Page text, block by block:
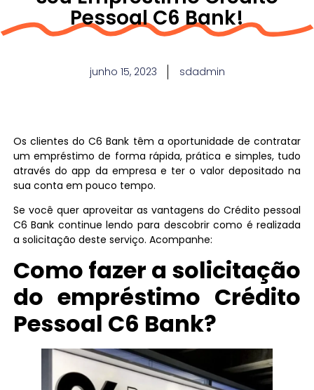
Pessoal C6 Bank!
junho 15, 2023 sdadmin
Os clientes do C6 Bank têm a oportunidade de contratar
um empréstimo de forma rápida, prática e simples, tudo
através do app da empresa e ter o valor depositado na
sua conta em pouco tempo.
Se você quer aproveitar as vantagens do Crédito pessoal
C6 Bank continue lendo para descobrir como é realizada
a solicitação deste serviço. Acompanhe:
Como fazer a solicitação
do empréstimo Crédito
Pessoal C6 Bank?